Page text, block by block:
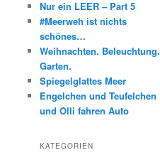
Nur ein LEER – Part 5
#Meerweh ist nichts
schönes…
Weihnachten. Beleuchtung.
Garten.
Spiegelglattes Meer
Engelchen und Teufelchen
und Olli fahren Auto
KATEGORIEN